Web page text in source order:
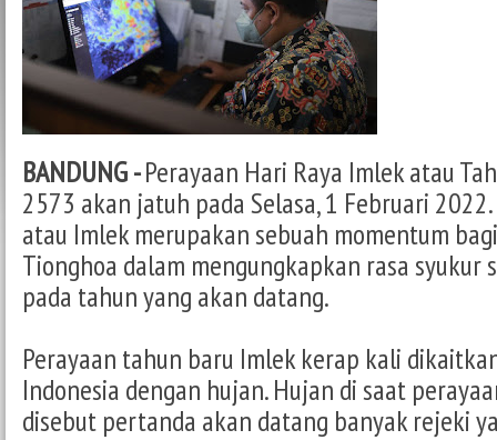
BANDUNG -Perayaan Hari Raya Imlek atau
2573 akan jatuh pada Selasa, 1 Februari
atau Imlek merupakan sebuah momentum
Tionghoa dalam mengungkapkan rasa syukur
pada tahun yang akan datang.
Perayaan tahun baru Imlek kerap kali
Indonesia dengan hujan. Hujan di saat
disebut pertanda akan datang banyak rejeki